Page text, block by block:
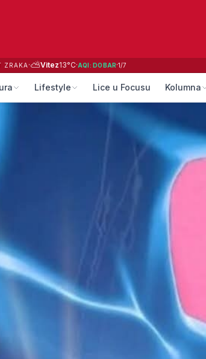
ZRAKA·⛅Vitez13°C·AQI: DOBAR·1/7
Lifestyle Lice u Focusu Kolumna